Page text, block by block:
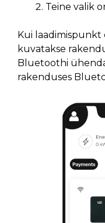
Teine valik
Kui
kuvatakse
Bluetoothi
rakenduses